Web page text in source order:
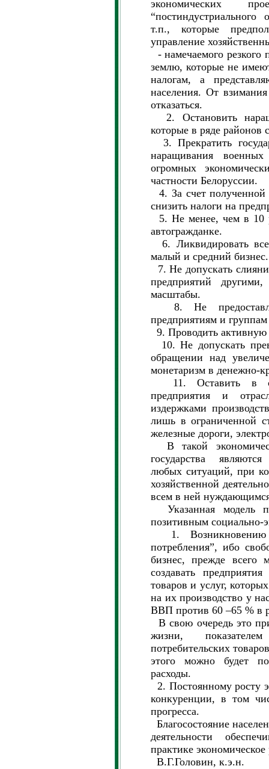
экономических
т.п., которые
управление
- намечаемого
землю, которые не
налогам, а
населения. От
отказаться.
2. Остановить
которые в ряде районов
3. Прекратить
наращивания военных
огромных
частности Белоруссии.
4. За счет полученной
снизить налоги на
5. Не менее, чем в 10
автогражданке.
6. Ликвидировать
малый и средний бизнес.
7. Не допускать
предприятий
масштабы.
8. Не
предприятиям и
9. Проводить
10. Не допускать
обращении над
монетаризм в денежно-
11. Оставить в
предприятия и
издержками
лишь в ограниченной
железные дороги,
В такой
государства
любых ситуаций, при
хозяйственной
всем в ней
Указанная модель
позитивным социально-
1. Возникновению
потребления”, ибо
бизнес, прежде всего
создавать
товаров и услуг,
на их производство у
ВВП против 60 –65 % в
В свою очередь это
жизни,
потребительских
этого можно будет
расходы.
2. Постоянному росту
конкуренции, в том
прогресса.
Благосостояние
деятельности
практике экономическое
В.Г.Головин, к.э.н.